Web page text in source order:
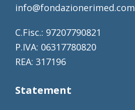
info@fondazionerimed.com
C.Fisc.: 97207790821
P.IVA: 06317780820
REA: 317196
Statement